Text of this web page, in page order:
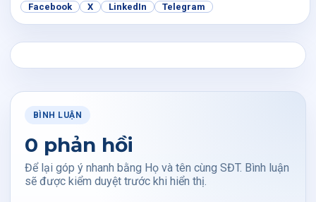
Facebook X LinkedIn Telegram
BÌNH LUẬN
0 phản hồi
Để lại góp ý nhanh bằng Họ và tên cùng SĐT. Bình luận
sẽ được kiểm duyệt trước khi hiển thị.